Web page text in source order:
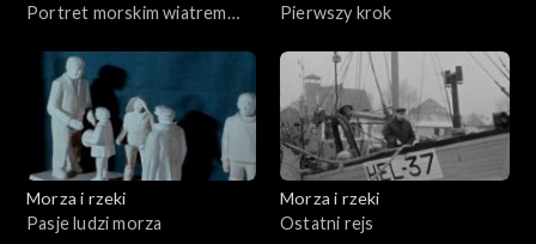
Portret morskim wiatrem
Pierwszy krok
Morza i rzeki
Pasje ludzi morza
Morza i rzeki
Ostatni rejs